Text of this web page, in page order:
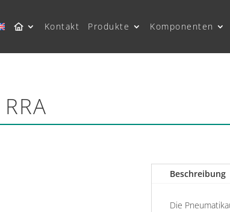
Kontakt Produkte Komponenten
Beschreibung
Die